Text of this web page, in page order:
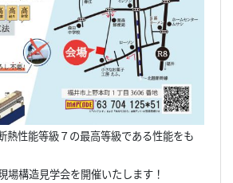
熱性能等級７の最高等級である性能をも
場構造見学会を開催いたします！